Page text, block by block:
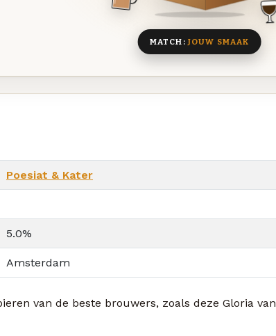
MATCH: JOUW SMAAK
Poesiat & Kater
5.0%
Amsterdam
van de beste brouwers, zoals deze Gloria van